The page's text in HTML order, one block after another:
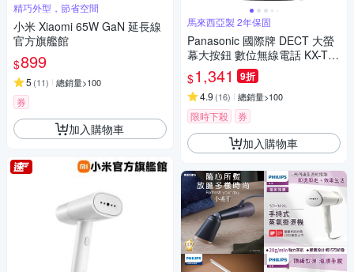
精巧外型，節省空間
小米 Xiaomi 65W GaN 延長線
官方旗艦館
$899
5 (11) 總銷量>100
券
加入購物車
馬來西亞製 2年保固
Panasonic 國際牌 DECT 大螢
幕大按鈕 數位無線電話 KX-TG
U110
$1,341 9折
4.9 (16) 總銷量>100
限時下殺 券
加入購物車